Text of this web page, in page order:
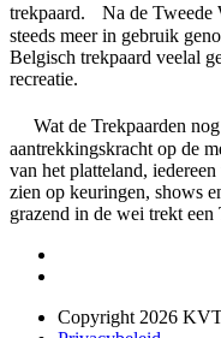
trekpaard. Na de Tweede
steeds meer in gebruik
Belgisch trekpaard veelal
recreatie.
Wat de Trekpaarden nog
aantrekkingskracht op de
van het platteland,
zien op keuringen, shows
grazend in de wei
Copyright 2026